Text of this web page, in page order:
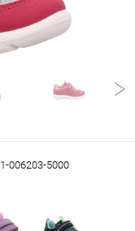
1-006203-5000